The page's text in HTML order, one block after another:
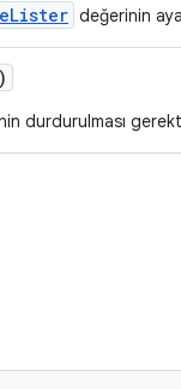
değerinin
durdurulması